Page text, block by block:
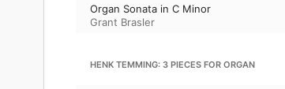
Organ Sonata in C Minor
Grant Brasler
HENK TEMMING: 3 PIECES FOR ORGAN